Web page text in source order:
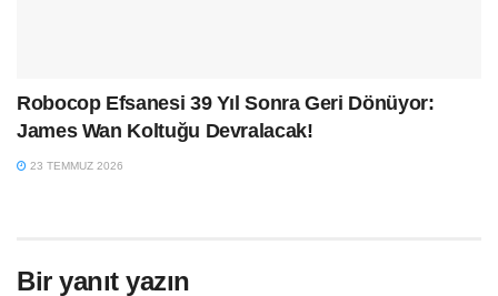
Robocop Efsanesi 39 Yıl Sonra Geri Dönüyor:
James Wan Koltuğu Devralacak!
23 TEMMUZ 2026
Bir yanıt yazın